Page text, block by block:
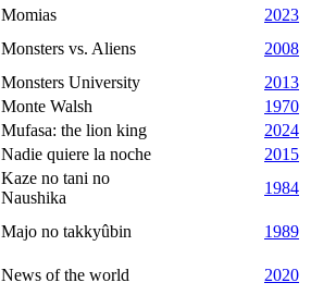
Momias
2023
Monsters vs. Aliens
2008
Monsters University
2013
Monte Walsh
1970
Mufasa: the lion king
2024
Nadie quiere la noche
2015
Kaze no tani no
Naushika
1984
Majo no takkyûbin
1989
News of the world
2020